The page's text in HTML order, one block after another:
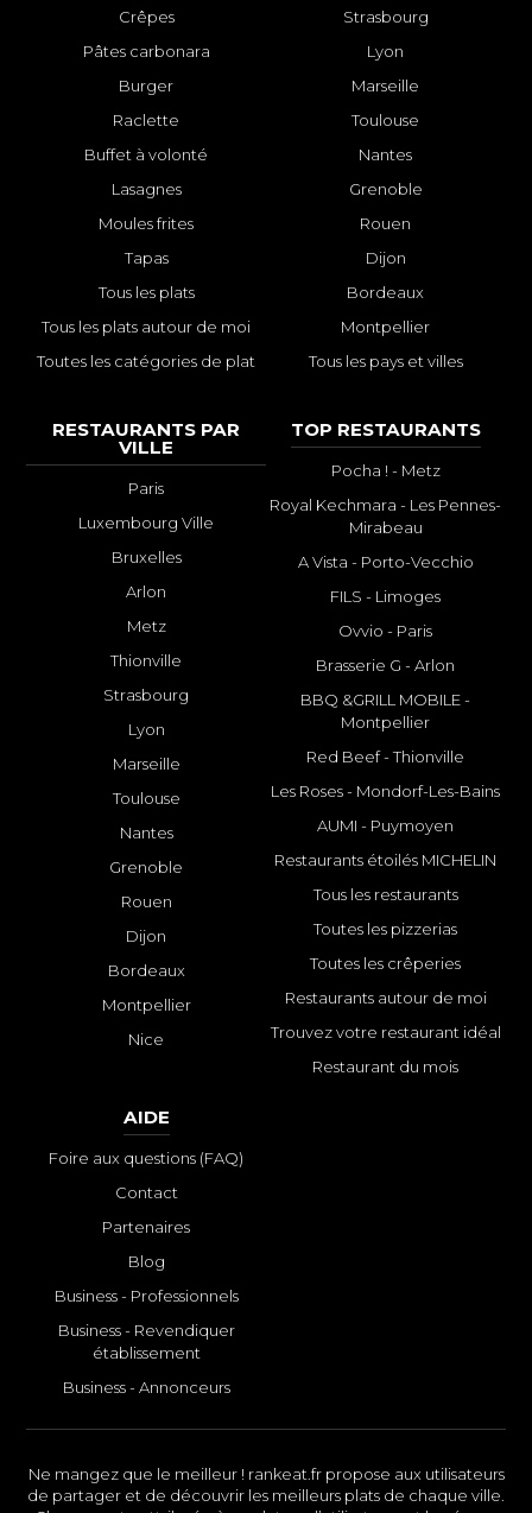
Crêpes
Pâtes carbonara
Burger
Raclette
Buffet à volonté
Lasagnes
Moules frites
Tapas
Tous les plats
Tous les plats autour de moi
Toutes les catégories de plat
Strasbourg
Lyon
Marseille
Toulouse
Nantes
Grenoble
Rouen
Dijon
Bordeaux
Montpellier
Tous les pays et villes
RESTAURANTS PAR
VILLE
Paris
Luxembourg Ville
Bruxelles
Arlon
Metz
Thionville
Strasbourg
Lyon
Marseille
Toulouse
Nantes
Grenoble
Rouen
Dijon
Bordeaux
Montpellier
Nice
TOP RESTAURANTS
Pocha ! - Metz
Royal Kechmara - Les Pennes-
Mirabeau
A Vista - Porto-Vecchio
FILS - Limoges
Ovvio - Paris
Brasserie G - Arlon
BBQ &GRILL MOBILE -
Montpellier
Red Beef - Thionville
Les Roses - Mondorf-Les-Bains
AUMI - Puymoyen
Restaurants étoilés MICHELIN
Tous les restaurants
Toutes les pizzerias
Toutes les crêperies
Restaurants autour de moi
Trouvez votre restaurant idéal
Restaurant du mois
AIDE
Foire aux questions (FAQ)
Contact
Partenaires
Blog
Business - Professionnels
Business - Revendiquer
établissement
Business - Annonceurs
Ne mangez que le meilleur ! rankeat.fr propose aux utilisateurs
de partager et de découvrir les meilleurs plats de chaque ville.